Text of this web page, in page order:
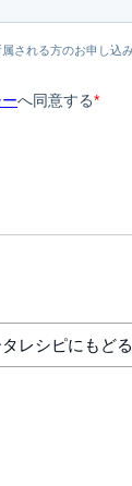
レシピにもどる